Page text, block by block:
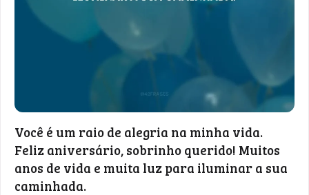
Você é um raio de alegria na minha vida.
Feliz aniversário, sobrinho querido! Muitos
anos de vida e muita luz para iluminar a sua
caminhada.